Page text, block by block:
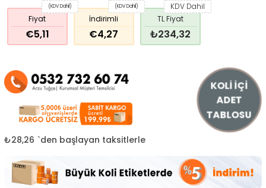
Fiyat
€5,11
(KDV Dahil)
İndirimli
€4,27
(KDV Dahil)
TL Fiyat
₺234,32
KDV Dahil
₺28,26 `den başlayan taksitlerle
KOLİ İÇİ
ADET
TABLOSU